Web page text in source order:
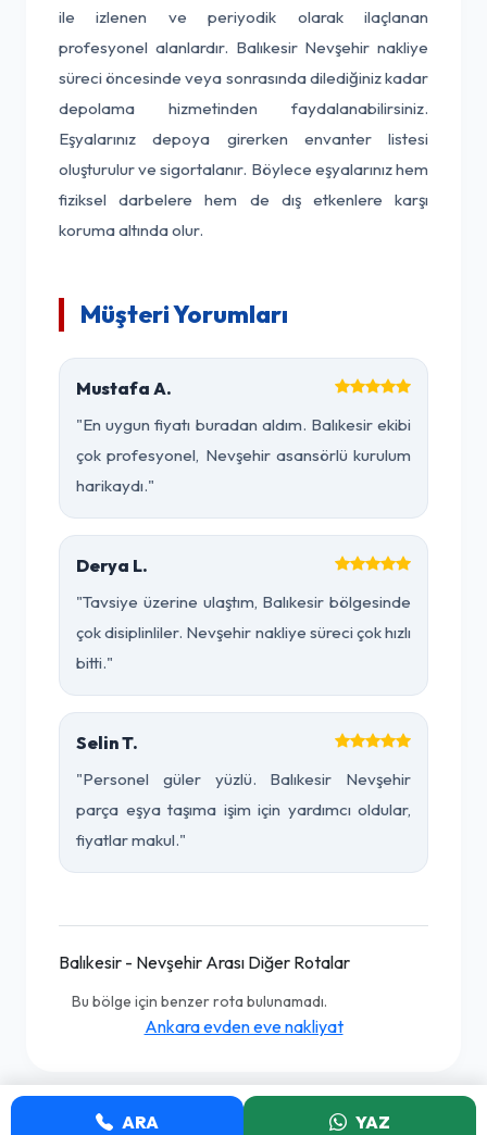
ile izlenen ve periyodik olarak ilaçlanan
profesyonel alanlardır. Balıkesir Nevşehir nakliye
süreci öncesinde veya sonrasında dilediğiniz kadar
depolama hizmetinden faydalanabilirsiniz.
Eşyalarınız depoya girerken envanter listesi
oluşturulur ve sigortalanır. Böylece eşyalarınız hem
fiziksel darbelere hem de dış etkenlere karşı
koruma altında olur.
Müşteri Yorumları
Mustafa A.
"En uygun fiyatı buradan aldım. Balıkesir ekibi
çok profesyonel, Nevşehir asansörlü kurulum
harikaydı."
Derya L.
"Tavsiye üzerine ulaştım, Balıkesir bölgesinde
çok disiplinliler. Nevşehir nakliye süreci çok hızlı
bitti."
Selin T.
"Personel güler yüzlü. Balıkesir Nevşehir
parça eşya taşıma işim için yardımcı oldular,
fiyatlar makul."
Balıkesir - Nevşehir Arası Diğer Rotalar
Bu bölge için benzer rota bulunamadı.
Ankara evden eve nakliyat
ARA YAZ